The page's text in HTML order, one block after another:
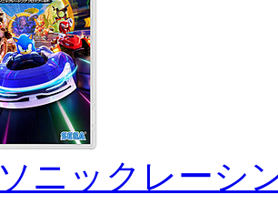
ソニックレーシ